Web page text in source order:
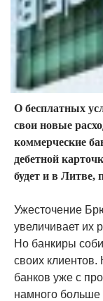
О бесплатных
свои новые
коммерческие
дебетной
будет и в
Ужесточение
увеличивает их
Но банкиры
своих
банков уже с
намного больше